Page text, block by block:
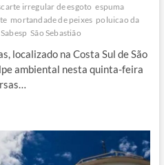
irregular de esgoto espuma
mortandade de peixes poluicao da
Sabesp São Sebastião
localizado na Costa Sul de São
ambiental nesta quinta-feira